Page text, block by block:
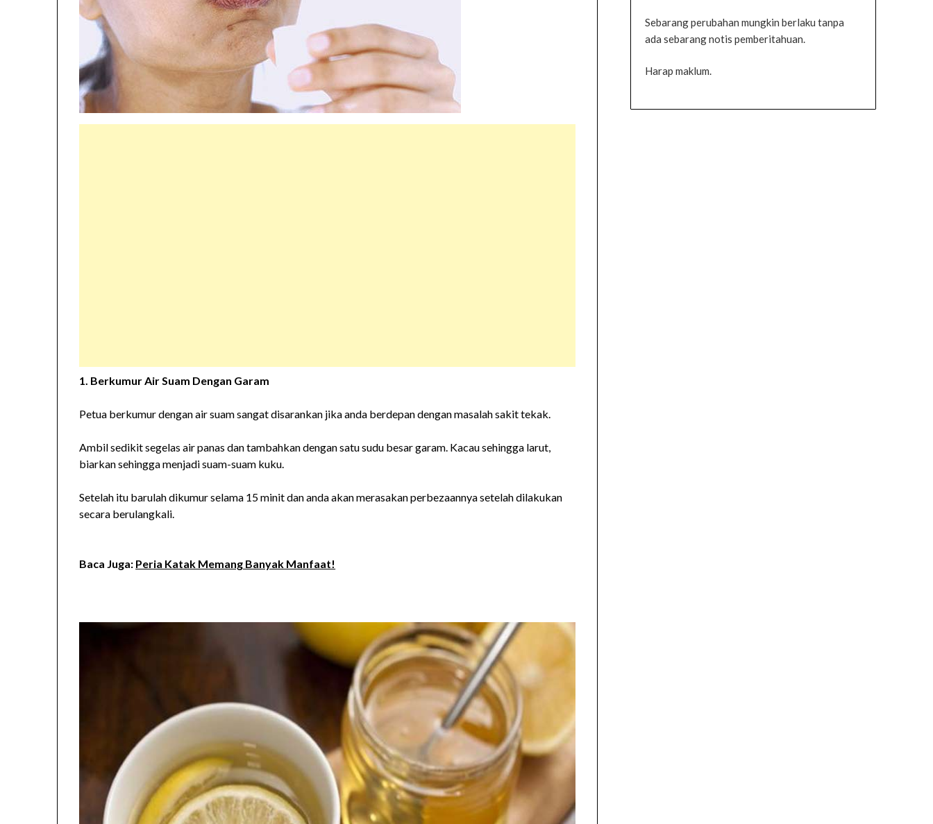
1. Berkumur Air Suam Dengan Garam
Petua berkumur dengan air suam sangat disarankan jika anda berdepan dengan masalah sakit tekak.
Ambil sedikit segelas air panas dan tambahkan dengan satu sudu besar garam. Kacau sehingga larut,
biarkan sehingga menjadi suam-suam kuku.
Setelah itu barulah dikumur selama 15 minit dan anda akan merasakan perbezaannya setelah dilakukan
secara berulangkali.
Baca Juga: Peria Katak Memang Banyak Manfaat!
Sebarang perubahan mungkin berlaku tanpa
ada sebarang notis pemberitahuan.
Harap maklum.